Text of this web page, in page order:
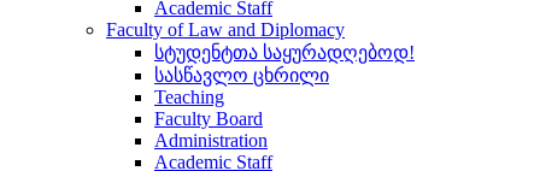
Academic Staff
Faculty of Law and Diplomacy
სტუდენტთა საყურადღებოდ!
სასწავლო ცხრილი
Teaching
Faculty Board
Administration
Academic Staff